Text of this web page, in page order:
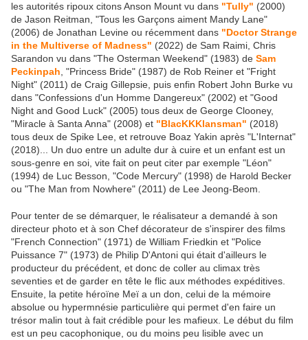
les autorités ripoux citons Anson Mount vu dans "Tully" (2000)
de Jason Reitman, "Tous les Garçons aiment Mandy Lane"
(2006) de Jonathan Levine ou récemment dans "Doctor Strange
in the Multiverse of Madness" (2022) de Sam Raimi, Chris
Sarandon vu dans "The Osterman Weekend" (1983) de Sam
Peckinpah , "Princess Bride" (1987) de Rob Reiner et "Fright
Night" (2011) de Craig Gillepsie, puis enfin Robert John Burke vu
dans "Confessions d'un Homme Dangereux" (2002) et "Good
Night and Good Luck" (2005) tous deux de George Clooney,
"Miracle à Santa Anna" (2008) et "BlacKKKlansman" (2018)
tous deux de Spike Lee, et retrouve Boaz Yakin après "L'Internat"
(2018)... Un duo entre un adulte dur à cuire et un enfant est un
sous-genre en soi, vite fait on peut citer par exemple "Léon"
(1994) de Luc Besson, "Code Mercury" (1998) de Harold Becker
ou "The Man from Nowhere" (2011) de Lee Jeong-Beom.
Pour tenter de se démarquer, le réalisateur a demandé à son
directeur photo et à son Chef décorateur de s'inspirer des films
"French Connection" (1971) de William Friedkin et "Police
Puissance 7" (1973) de Philip D'Antoni qui était d'ailleurs le
producteur du précédent, et donc de coller au climax très
seventies et de garder en tête le flic aux méthodes expéditives.
Ensuite, la petite héroïne Meï a un don, celui de la mémoire
absolue ou hypermnésie particulière qui permet d'en faire un
trésor malin tout à fait crédible pour les mafieux. Le début du film
est un peu cacophonique, ou du moins peu lisible avec un